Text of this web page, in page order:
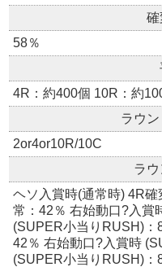
確
58％
4R：約400個 10R：約
ラウ
2or4or10R/10C
ラ
ヘソ入賞時(通常時) 4R
常：42％ 右始動口?入賞
(SUPER小当りRUSH)：
42％ 右始動口?入賞時
(SUPER小当りRUSH)：